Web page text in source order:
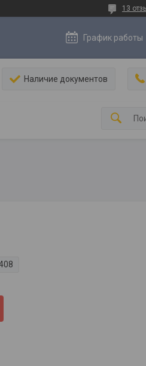
13
График работы
Наличие документов